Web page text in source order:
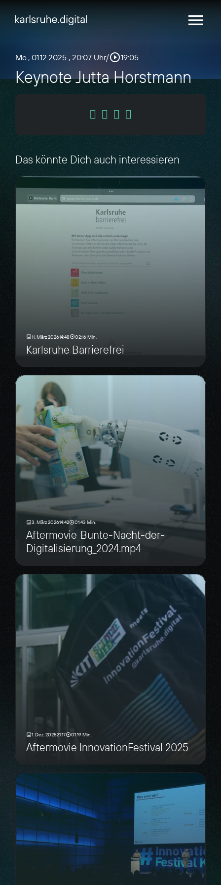
menu
Mo., 01.12.2025 , 20:07 Uhr/play_circle_outline19:05
Keynote Jutta Horstmann
Das könnte Dich auch interessieren
11. März 202614:48 02:16 Min.
Karlsruhe Barrierefrei
3. März 202614:42 01:43 Min.
Aftermovie_Bunte-Nacht-der-
Digitalisierung_2024.mp4
1. Dez. 202521:17 01:19 Min.
Aftermovie InnovationFestival 2025